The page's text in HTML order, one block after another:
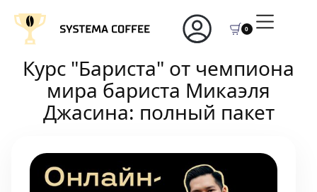
0
Курс "Бариста" от чемпиона
мира бариста Микаэля
Джасина: полный пакет